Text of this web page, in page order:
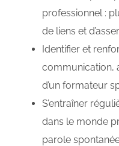
professionnel :
de liens et
Identifier et
communication,
d’un formateur
S’entraîner
dans le monde
parole